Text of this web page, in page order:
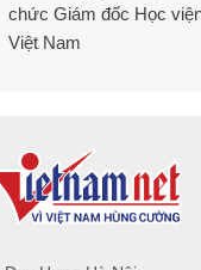
chức Giám đốc Học
Việt Nam